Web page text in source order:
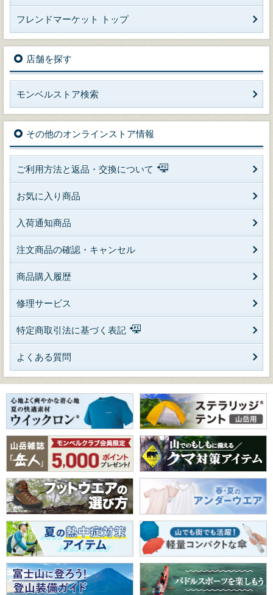
フレンドマーケット トップ
店舗を探す
モンベルストア検索
その他のオンラインストア情報
ご利用方法と返品・交換について
お気に入り商品
入荷通知商品
注文商品の確認・キャンセル
商品購入履歴
修理サービス
特定商取引法に基づく表記
よくある質問